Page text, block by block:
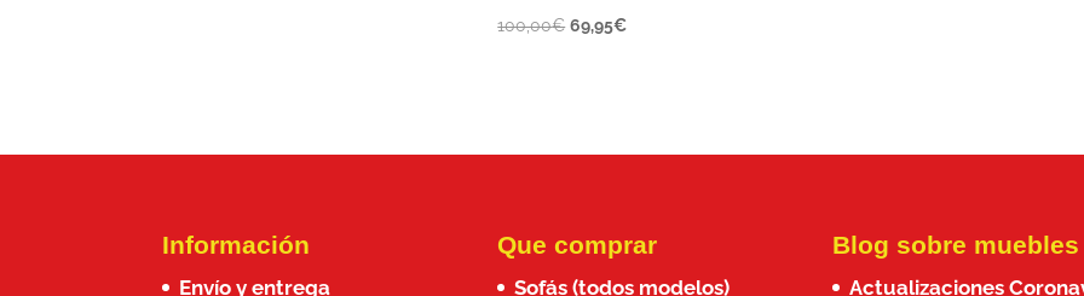
100,00€ El
69,95€El
Información
Envío y entrega
Que comprar
Sofás (todos modelos)
Blog sobre muebles
Actualizaciones